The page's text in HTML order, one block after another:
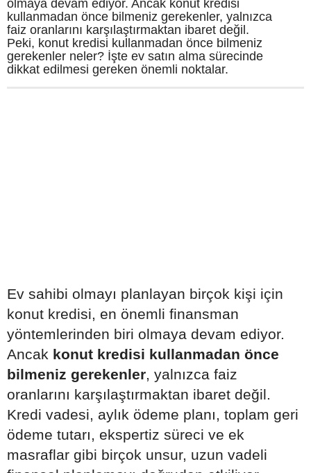
olmaya devam ediyor. Ancak konut kredisi
kullanmadan önce bilmeniz gerekenler, yalnızca
faiz oranlarını karşılaştırmaktan ibaret değil.
Peki, konut kredisi kullanmadan önce bilmeniz
gerekenler neler? İşte ev satın alma sürecinde
dikkat edilmesi gereken önemli noktalar.
Ev sahibi olmayı planlayan birçok kişi için
konut kredisi, en önemli finansman
yöntemlerinden biri olmaya devam ediyor.
Ancak konut kredisi kullanmadan önce
bilmeniz gerekenler, yalnızca faiz
oranlarını karşılaştırmaktan ibaret değil.
Kredi vadesi, aylık ödeme planı, toplam geri
ödeme tutarı, ekspertiz süreci ve ek
masraflar gibi birçok unsur, uzun vadeli